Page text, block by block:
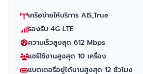
เครือข่ายให้บริการ AIS,True
รองรับ 4G LTE
ความเร็วสูงสุด 612 Mbps
แชร์ใช้งานสูงสุด 10 เครื่อง
แบตเตอรี่อยู่ได้นานสูงสุด 12 ชั่วโมง